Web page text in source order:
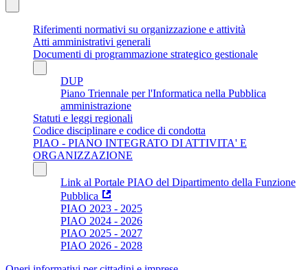
Riferimenti normativi su organizzazione e attività
Atti amministrativi generali
Documenti di programmazione strategico gestionale
DUP
Piano Triennale per l'Informatica nella Pubblica
amministrazione
Statuti e leggi regionali
Codice disciplinare e codice di condotta
PIAO - PIANO INTEGRATO DI ATTIVITA' E
ORGANIZZAZIONE
Link al Portale PIAO del Dipartimento della Funzione
Pubblica
PIAO 2023 - 2025
PIAO 2024 - 2026
PIAO 2025 - 2027
PIAO 2026 - 2028